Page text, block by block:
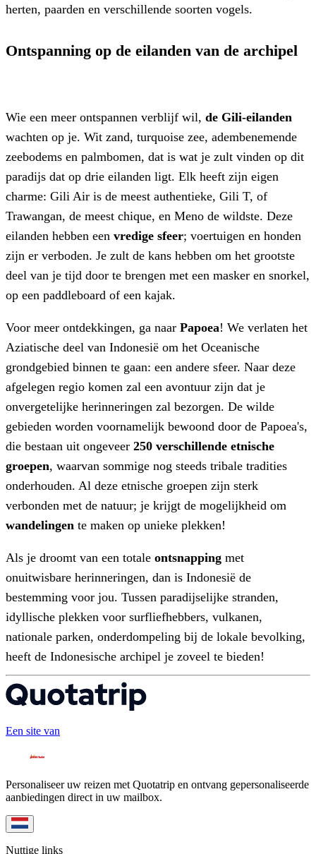
herten, paarden en verschillende soorten vogels.
Ontspanning op de eilanden van de archipel
Wie een meer ontspannen verblijf wil, de Gili-eilanden
wachten op je. Wit zand, turquoise zee, adembenemende
zeebodems en palmbomen, dat is wat je zult vinden op dit
paradijs dat op drie eilanden ligt. Elk heeft zijn eigen
charme: Gili Air is de meest authentieke, Gili T, of
Trawangan, de meest chique, en Meno de wildste. Deze
eilanden hebben een vredige sfeer; voertuigen en honden
zijn er verboden. Je zult de kans hebben om het grootste
deel van je tijd door te brengen met een masker en snorkel,
op een paddleboard of een kajak.
Voor meer ontdekkingen, ga naar Papoea! We verlaten het
Aziatische deel van Indonesië om het Oceanische
grondgebied binnen te gaan: een andere sfeer. Naar deze
afgelegen regio komen zal een avontuur zijn dat je
onvergetelijke herinneringen zal bezorgen. De wilde
gebieden worden voornamelijk bewoond door de Papoea's,
die bestaan uit ongeveer 250 verschillende etnische
groepen, waarvan sommige nog steeds tribale tradities
onderhouden. Al deze etnische groepen zijn sterk
verbonden met de natuur; je krijgt de mogelijkheid om
wandelingen te maken op unieke plekken!
Als je droomt van een totale ontsnapping met
onuitwisbare herinneringen, dan is Indonesië de
bestemming voor jou. Tussen paradijselijke stranden,
idyllische plekken voor surfliefhebbers, vulkanen,
nationale parken, onderdompeling bij de lokale bevolking,
heeft de Indonesische archipel je zoveel te bieden!
Een site van
Personaliseer uw reizen met Quotatrip en ontvang gepersonaliseerde
aanbiedingen direct in uw mailbox.
Nuttige links